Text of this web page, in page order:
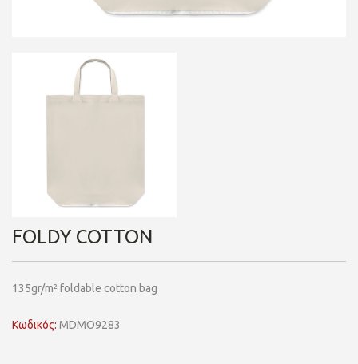
FOLDY COTTON
135gr/m² foldable cotton bag
Κωδικός: MDMO9283